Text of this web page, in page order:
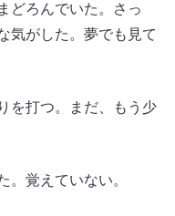
どろんでいた。さっ
気がした。夢でも見て
を打つ。まだ、もう少
。覚えていない。